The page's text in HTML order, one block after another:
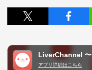
アプリ詳細はこちら